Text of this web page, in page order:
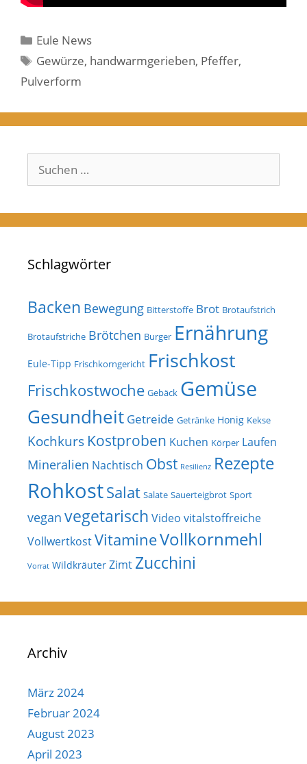
Kategorien
Eule News
Schlagwörter
Gewürze, handwarmgerieben, Pfeffer,
Pulverform
Suchen
nach:
Schlagwörter
Backen Bewegung Bitterstoffe Brot Brotaufstrich
Brotaufstriche Brötchen Burger Ernährung
Eule-Tipp Frischkorngericht Frischkost
Frischkostwoche Gebäck Gemüse
Gesundheit Getreide Getränke Honig Kekse
Kochkurs Kostproben Kuchen Körper Laufen
Mineralien Nachtisch Obst Resilienz Rezepte
RohkostSalat Salate Sauerteigbrot Sport
vegan vegetarisch Video vitalstoffreiche
VollwertkostVitamineVollkornmehl
Vorrat Wildkräuter Zimt Zucchini
Archiv
März 2024
Februar 2024
August 2023
April 2023